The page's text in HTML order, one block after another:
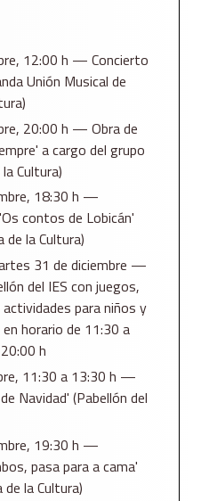
12:00 h — Concierto
Unión Musical de
20:00 h — Obra de
a cargo del grupo
Cultura)
18:30 h —
contos de Lobicán'
de la Cultura)
31 de diciembre —
del IES con juegos,
para niños y
horario de 11:30 a
h
11:30 a 13:30 h —
Navidad' (Pabellón del
19:30 h —
pasa para a cama'
de la Cultura)